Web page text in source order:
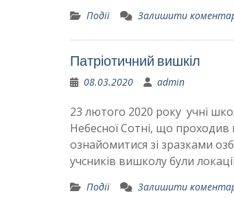
Події Залишити
Патріотичний вишкіл
08.03.2020 admin
23 лютого 2020 року учні
Небесної Сотні, що проходив
ознайомитися зі зразками
учсників вишколу були
Події Залишити